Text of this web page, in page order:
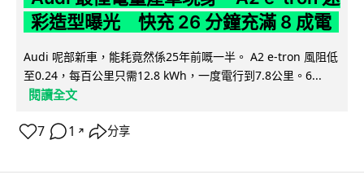
彩造型曝光 快充 26 分鐘充滿 8 成電
Audi 呢部新車，能耗竟然係25年前嘅一半。 A2 e-tron 風阻低
至0.24，每百公里只需12.8 kWh，一度電行到7.8公里。6...
閱讀全文
7 1 ↗ 分享